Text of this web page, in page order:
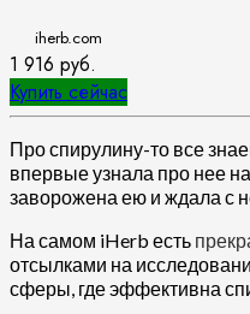
iherb.com
1 916 руб.
Купить сейчас
Про спирулину-то все
впервые узнала про нее
заворожена ею и ждала с
На самом iHerb есть
отсылками на
сферы, где эффективна